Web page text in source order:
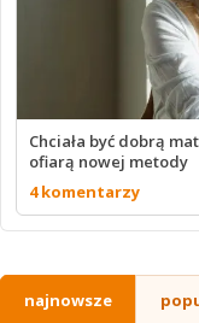
Chciała być dobrą
ofiarą nowej metody
4 komentarzy
najnowsze